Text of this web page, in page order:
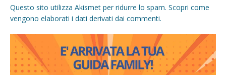
Questo sito utilizza Akismet per ridurre lo spam. Scopri come
vengono elaborati i dati derivati dai commenti.